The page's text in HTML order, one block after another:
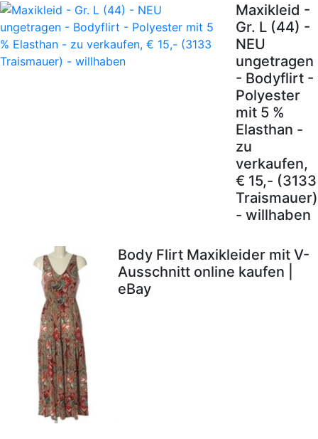
Maxikleid -
Gr. L (44) -
NEU
ungetragen
- Bodyflirt -
Polyester
mit 5 %
Elasthan -
zu
verkaufen,
€ 15,- (3133
Traismauer)
- willhaben
Body Flirt Maxikleider mit V-
Ausschnitt online kaufen |
eBay